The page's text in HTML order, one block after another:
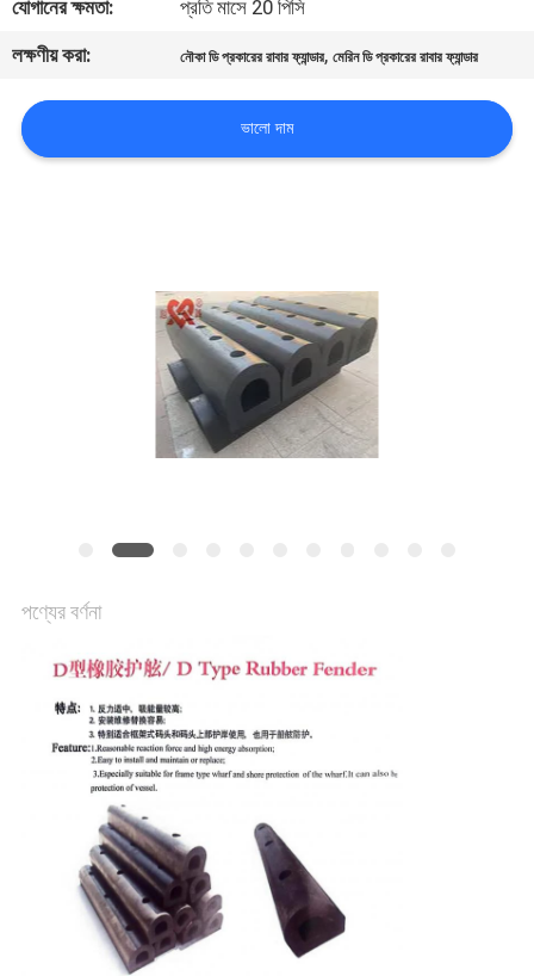
যোগাযোগ
করুন
যোগানের ক্ষমতা:
প্রতি মাসে 20 পিসি
লক্ষণীয় করা:
নৌকা ডি প্রকারের রাবার ফ্যান্ডার,মেরিন ডি প্রকারের রাবার ফ্যান্ডার
ভালো দাম
পণ্যের বর্ণনা